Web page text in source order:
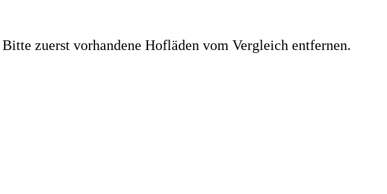
zuerst vorhandene Hofläden vom Vergleich entfernen.